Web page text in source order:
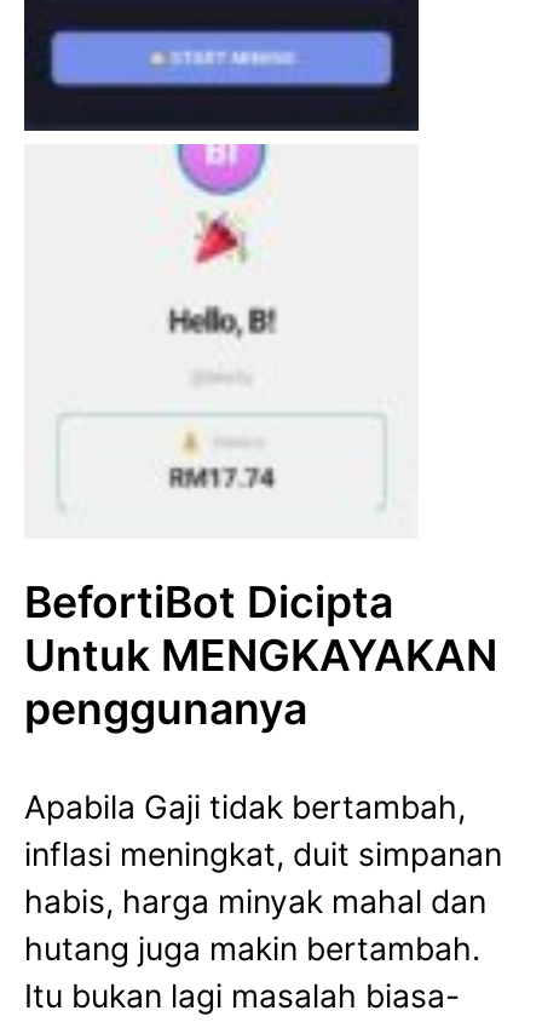
BefortiBot Dicipta
Untuk MENGKAYAKAN
penggunanya
Apabila Gaji tidak bertambah,
inflasi meningkat, duit simpanan
habis, harga minyak mahal dan
hutang juga makin bertambah.
Itu bukan lagi masalah biasa-